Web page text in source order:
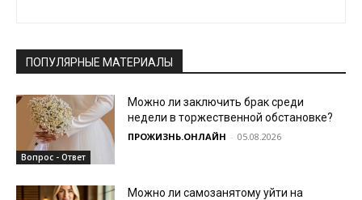
ПОПУЛЯРНЫЕ МАТЕРИАЛЫ
Вопрос - Ответ
Можно ли заключить брак среди
недели в торжественной обстановке?
ПРОЖИЗНЬ.ОНЛАЙН - 05.08.2026
Можно ли самозанятому уйти на